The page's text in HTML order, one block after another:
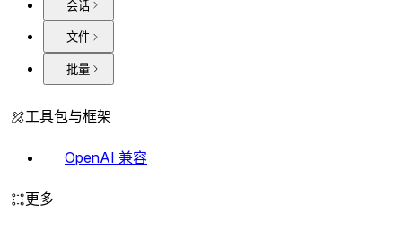
会话
文件
批量
工具包与框架
OpenAI 兼容
更多